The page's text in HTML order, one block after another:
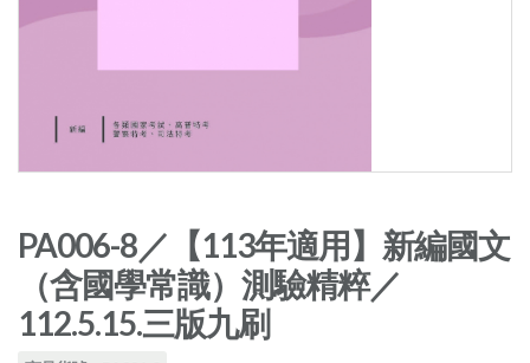
PA006-8／【113年適用】新編國文
（含國學常識）測驗精粹／
112.5.15.三版九刷